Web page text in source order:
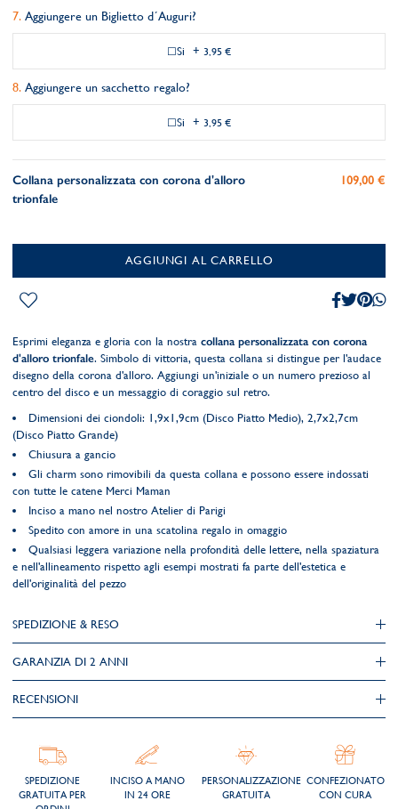
Aggiungere un Biglietto d´Auguri?
Si + 3,95 €
Aggiungere un sacchetto regalo?
Si + 3,95 €
Collana personalizzata con corona d'alloro
trionfale
109,00 €
AGGIUNGI AL CARRELLO
Esprimi eleganza e gloria con la nostra collana personalizzata con corona
d'alloro trionfale. Simbolo di vittoria, questa collana si distingue per l'audace
disegno della corona d'alloro. Aggiungi un'iniziale o un numero prezioso al
centro del disco e un messaggio di coraggio sul retro.
Dimensioni dei ciondoli: 1,9x1,9cm (Disco Piatto Medio), 2,7x2,7cm
(Disco Piatto Grande)
Chiusura a gancio
Gli charm sono rimovibili da questa collana e possono essere indossati
con tutte le catene Merci Maman
Inciso a mano nel nostro Atelier di Parigi
Spedito con amore in una scatolina regalo in omaggio
Qualsiasi leggera variazione nella profondità delle lettere, nella spaziatura
e nell'allineamento rispetto agli esempi mostrati fa parte dell'estetica e
dell'originalità del pezzo
SPEDIZIONE & RESO
GARANZIA DI 2 ANNI
RECENSIONI
SPEDIZIONE
GRATUITA PER
INCISO A MANO
IN 24 ORE
PERSONALIZZAZIONE
GRATUITA
CONFEZIONATO
CON CURA